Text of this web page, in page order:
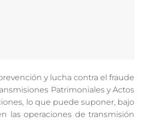
y lucha contra el fraude
Patrimoniales y Actos
lo que puede suponer, bajo
las operaciones de transmisión